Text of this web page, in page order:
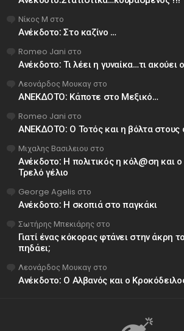
Νίκος Μ στο
Ανέκδοτο: Στο καζίνο …
Romeo Jani στο
Ανέκδοτο: Τι λέει η γυναίκα…τι ακούει
Λεονάρδος Μουκαγ στο
ΑΝΕΚΔΟΤΟ: Κάποτε στο Μεξικό…
Romeo Jani στο
ΑΝΕΚΔΟΤΟ: Ο Τοτός και η βόλτα στους
Μιχαλης Βασιλειου στο
Ανέκδοτο: Η πολιτικός η κόλ@ση και
Τρελό γέλιο
George Agelis στο
Ανέκδοτο: Η σκοπιά στο παγκάκι
Σωτήρης Μπεκιάρης στο
Γιατί ένας κόκορας φτάνει στην άκρη
πηδάει;
Λεονάρδος Μουκαγ στο
Ανέκδοτο: Ο Αλβανός και ο